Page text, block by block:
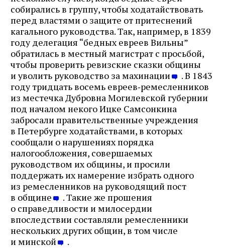
собирались в группу, чтобы ходатайствовать
перед властями о защите от притеснений
кагального руководства. Так, например, в 1839
году делегация “бедных евреев Вильны”
обратилась в местный магистрат с просьбой,
чтобы проверить ревизские сказки общины
и уволить руководство за махинации
. В 1843
году тридцать восемь евреев‑ремесленников
из местечка Дубровна Могилевской губернии
под началом некого Ицке Самсонкина
забросали правительственные учреждения
в Петербурге ходатайствами, в которых
сообщали о нарушениях порядка
налогообложения, совершаемых
руководством их общины, и просили
поддержать их намерение избрать одного
из ремесленников на руководящий пост
в общине
. Такие же прошения
о справедливости и милосердии
впоследствии составляли ремесленники
нескольких других общин, в том числе
и минской
.